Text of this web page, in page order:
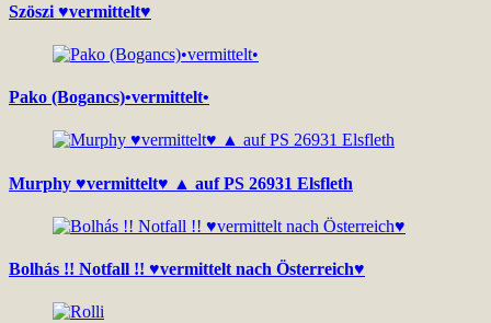
Szöszi ♥vermittelt♥
Pako (Bogancs)•vermittelt•
Murphy ♥vermittelt♥ ▲ auf PS 26931 Elsfleth
Bolhás !! Notfall !! ♥vermittelt nach Österreich♥